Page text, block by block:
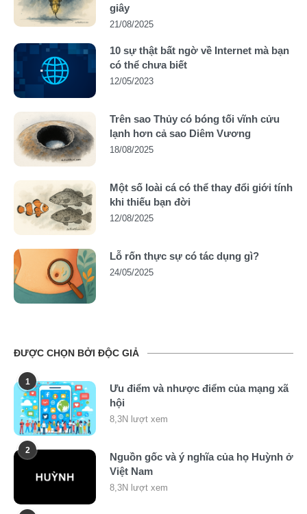
giây
21/08/2025
10 sự thật bất ngờ về Internet mà bạn
có thể chưa biết
12/05/2023
Trên sao Thủy có bóng tối vĩnh cửu
lạnh hơn cả sao Diêm Vương
18/08/2025
Một số loài cá có thể thay đổi giới tính
khi thiếu bạn đời
12/08/2025
Lỗ rốn thực sự có tác dụng gì?
24/05/2025
ĐƯỢC CHỌN BỞI ĐỘC GIẢ
1
Ưu điểm và nhược điểm của mạng xã
hội
8,3N lượt xem
2
Nguồn gốc và ý nghĩa của họ Huỳnh ở
Việt Nam
8,3N lượt xem